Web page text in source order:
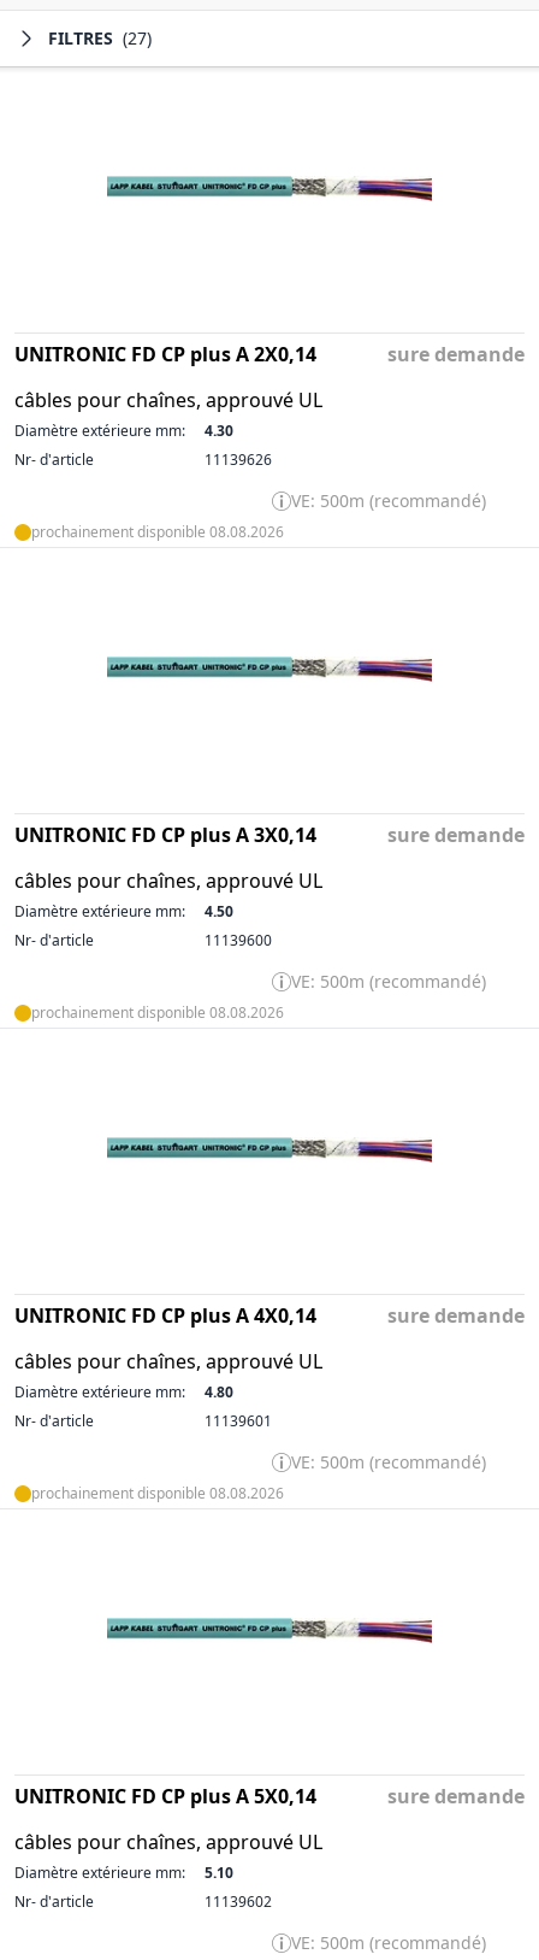
FILTRES (27)
UNITRONIC FD CP plus A 2X0,14
câbles pour chaînes, approuvé UL
sure demande
Diamètre extérieure mm:
4.30
Nr- d'article
11139626
VE: 500m (recommandé)
prochainement disponible 08.08.2026
UNITRONIC FD CP plus A 3X0,14
câbles pour chaînes, approuvé UL
sure demande
Diamètre extérieure mm:
4.50
Nr- d'article
11139600
VE: 500m (recommandé)
prochainement disponible 08.08.2026
UNITRONIC FD CP plus A 4X0,14
câbles pour chaînes, approuvé UL
sure demande
Diamètre extérieure mm:
4.80
Nr- d'article
11139601
VE: 500m (recommandé)
prochainement disponible 08.08.2026
UNITRONIC FD CP plus A 5X0,14
câbles pour chaînes, approuvé UL
sure demande
Diamètre extérieure mm:
5.10
Nr- d'article
11139602
VE: 500m (recommandé)